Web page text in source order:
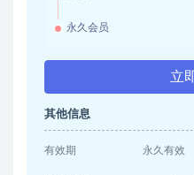
永久会员
立
其他信息
有效期 永久有效